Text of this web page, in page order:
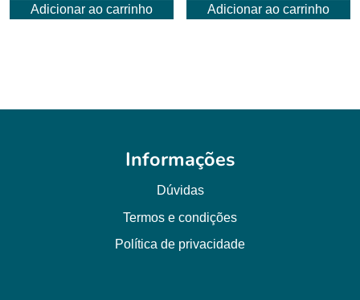
Adicionar ao carrinho
original atual
Adicionar ao carrinho
Informações
Dúvidas
Termos e condições
Política de privacidade